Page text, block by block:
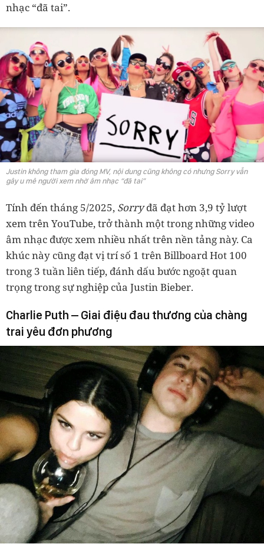
nhạc “đã tai”.
Justin không tham gia đóng MV, nội dung cũng không có nhưng Sorry vẫn
gây u mê người xem nhờ âm nhạc “đã tai”
Tính đến tháng 5/2025, Sorryđã đạt hơn 3,9 tỷ lượt
xem trên YouTube, trở thành một trong những video
âm nhạc được xem nhiều nhất trên nền tảng này. Ca
khúc này cũng đạt vị trí số 1 trên Billboard Hot 100
trong 3 tuần liên tiếp, đánh dấu bước ngoặt quan
trọng trong sự nghiệp của Justin Bieber.
Charlie Puth – Giai điệu đau thương của chàng
trai yêu đơn phương